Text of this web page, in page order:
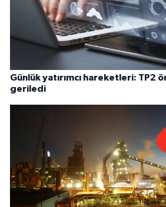
Günlük yatırımcı hareketleri: TP2
geriledi